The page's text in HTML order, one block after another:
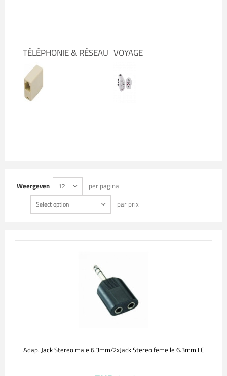
TÉLÉPHONIE & RÉSEAU VOYAGE
Weergeven 12 per pagina
Select option par prix
Adap. Jack Stereo male 6.3mm/2xJack Stereo femelle 6.3mm LC